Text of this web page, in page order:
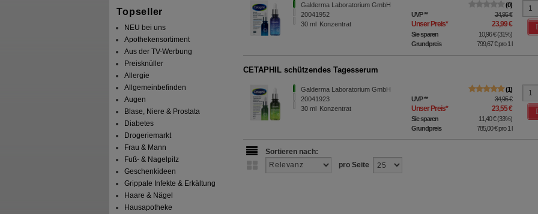
Topseller
NEU bei uns
Apothekensortiment
Aus der TV-Werbung
Preisknüller
Allergie
Allgemeinbefinden
Augen
Blase, Niere & Prostata
Diabetes
Drogeriemarkt
Frau & Mann
Fuß- & Nagelpilz
Geschenkideen
Grippale Infekte & Erkältung
Haare & Nägel
Hausapotheke
Galderma Laboratorium GmbH
20041952
30 ml Konzentrat
0
UVP** 34,95 €
Unser Preis* 23,99 €
Sie sparen 10,96 €(31%)
Grundpreis
799,67 €pro 1 l
CETAPHIL schützendes Tagesserum
Galderma Laboratorium GmbH
20041923
30 ml Konzentrat
1
UVP** 34,95 €
Unser Preis* 23,55 €
Sie sparen 11,40 €(33%)
Grundpreis
785,00 €pro 1 l
Sortieren nach:
pro Seite